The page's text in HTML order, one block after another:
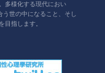
多様化する現代におい
世の中になること、そし
目指します。